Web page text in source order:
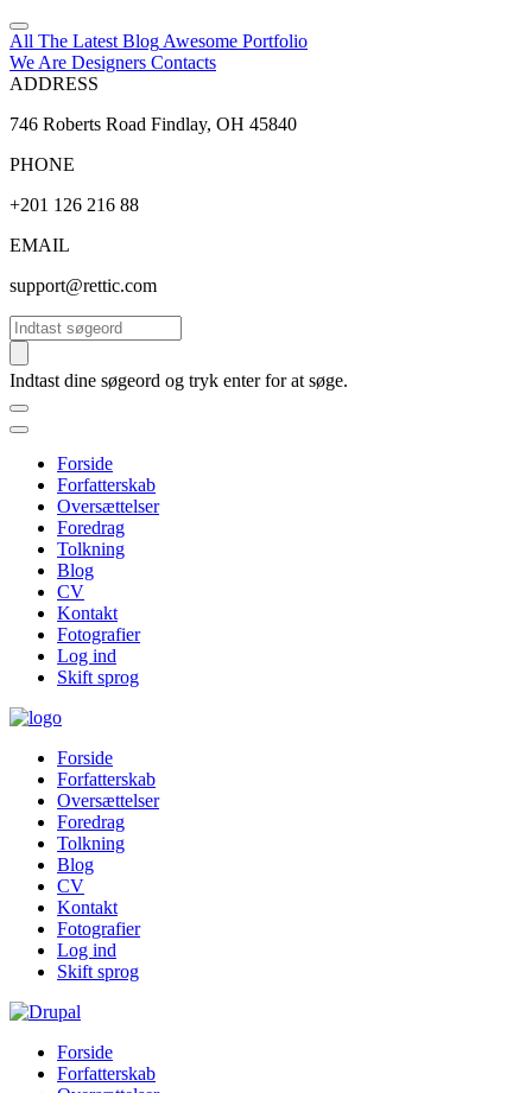
All The Latest Blog Awesome Portfolio
We Are Designers Contacts
ADDRESS
746 Roberts Road Findlay, OH 45840
PHONE
+201 126 216 88
EMAIL
support@rettic.com
Søg
Indtast dine søgeord og tryk enter for at søge.
Forside
Forfatterskab
Oversættelser
Foredrag
Tolkning
Blog
CV
Kontakt
Fotografier
Log ind
Skift sprog
Forside
Forfatterskab
Oversættelser
Foredrag
Tolkning
Blog
CV
Kontakt
Fotografier
Log ind
Skift sprog
Forside
Forfatterskab